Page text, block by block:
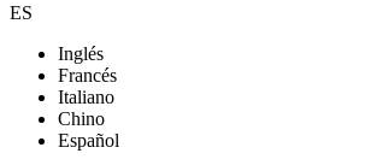
ES
Inglés
Francés
Italiano
Chino
Español